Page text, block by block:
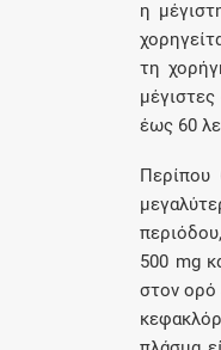
η
τη
έως 60
500 mg
στον ορό